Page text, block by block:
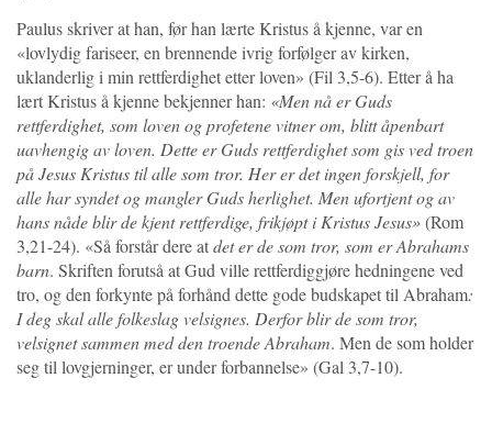
Paulus skriver at han, før han lærte Kristus å kjenne, var en
«lovlydig fariseer, en brennende ivrig forfølger av kirken,
uklanderlig i min rettferdighet etter loven» (Fil 3,5-6). Etter å ha
lært Kristus å kjenne bekjenner han: «Men nå er Guds
rettferdighet, som loven og profetene vitner om, blitt åpenbart
uavhengig av loven. Dette er Guds rettferdighet som gis ved troen
på Jesus Kristus til alle som tror. Her er det ingen forskjell, for
alle har syndet og mangler Guds herlighet. Men ufortjent og av
hans nåde blir de kjent rettferdige, frikjøpt i Kristus Jesus»(Rom
3,21-24). «Så forstår dere atdet er de som tror, som er Abrahams
barn. Skriften forutså at Gud ville rettferdiggjøre hedningene ved
tro, og den forkynte på forhånd dette gode budskapet til Abraham:
I deg skal alle folkeslag velsignes. Derfor blir de som tror,
velsignet sammen med den troende Abraham. Men de som holder
seg til lovgjerninger, er under forbannelse» (Gal 3,7-10).